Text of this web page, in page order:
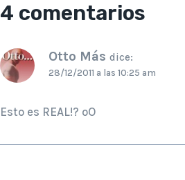
4 comentarios
Otto Más dice:
28/12/2011 a las 10:25 am
Esto es REAL!? oO